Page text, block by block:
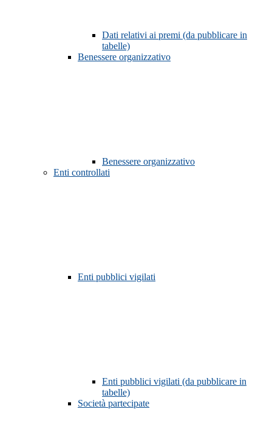
Dati relativi ai premi (da pubblicare in
tabelle)
Benessere organizzativo
Benessere organizzativo
Enti controllati
Enti pubblici vigilati
Enti pubblici vigilati (da pubblicare in
tabelle)
Società partecipate